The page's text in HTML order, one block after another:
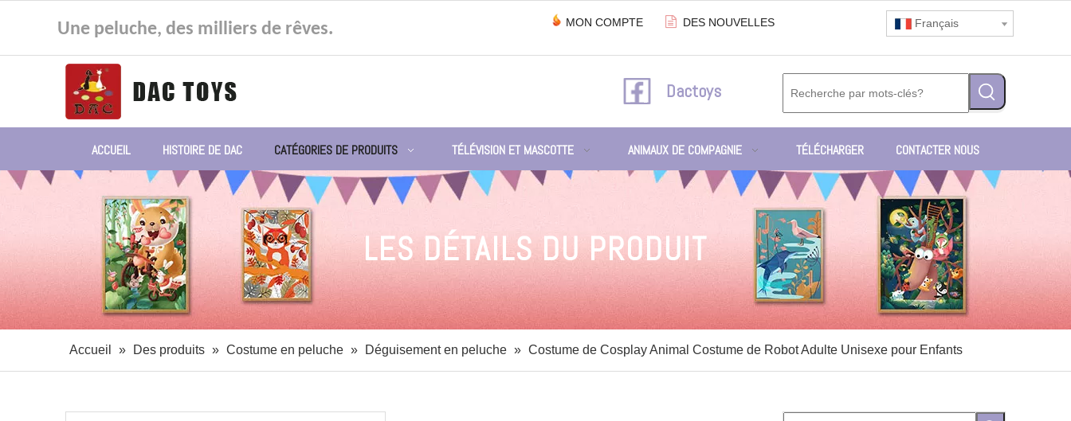
Une peluche, des milliers de rêves. MON COMPTE  DES NOUVELLES Français
Dactoys
ACCUEIL HISTOIRE DE DAC CATÉGORIES DE PRODUITS TÉLÉVISION ET MASCOTTE ANIMAUX DE COMPAGNIE TÉLÉCHARGER CONTACTER NOUS
LES DÉTAILS DU PRODUIT
Accueil » Des produits » Costume en peluche » Déguisement en peluche » Costume de Cosplay Animal Costume de Robot Adulte Unisexe pour Enfants